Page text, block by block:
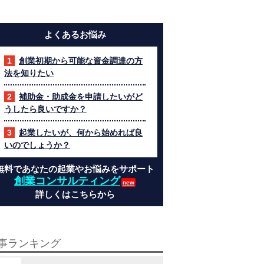
よくあるお悩み
創業初期から可能な資金調達の方
法を知りたい
補助金・助成金を申請したいがど
うしたら良いですか？
起業したいが、何から始めれば良
いのでしょうか？
料であなたの起業やお悩みをサポート
創業コンサルティング
詳しくはこちらから
ランキング